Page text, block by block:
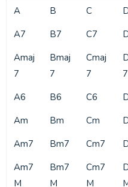
A B C
A7
B7 C7
Amaj
7
Bmaj
7
Cmaj
7
7
A6
B6 C6
Am
Bm Cm
Am7
Bm7 Cm7
Am7
M
Bm7
M
Cm7
M